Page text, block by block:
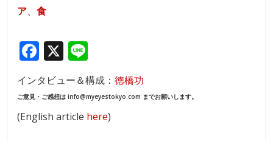
ア、食
F
ac
e
b
o
X
n
e
インタビュー＆構成：徳橋功
ご意見・ご感想は info@myeyestokyo.com までお願いします。
(English article here)